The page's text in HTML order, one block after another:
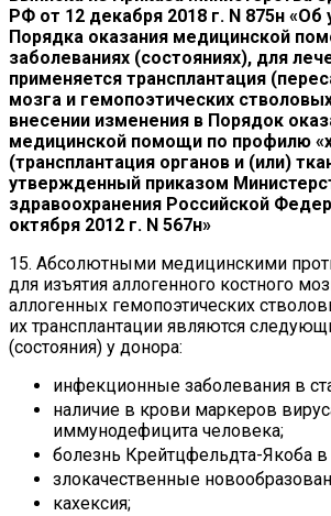
РФ от 12 декабря 2018 г. N 875н
Порядка оказания медицинской
заболеваниях (состояниях), для
применяется трансплантация
мозга и гемопоэтических
внесении изменения в Порядок
медицинской помощи по профилю
(трансплантация органов и (или)
утвержденный приказом
здравоохранения Российской
октября 2012 г. N 567н»
15. Абсолютными медицинскими
для изъятия аллогенного костного
аллогенных гемопоэтических
их трансплантации являются
(состояния) у донора:
инфекционные заболевания в
наличие в крови маркеров
иммунодефицита человека;
болезнь Крейтцфельдта-Якоба в
злокачественные
кахексия;